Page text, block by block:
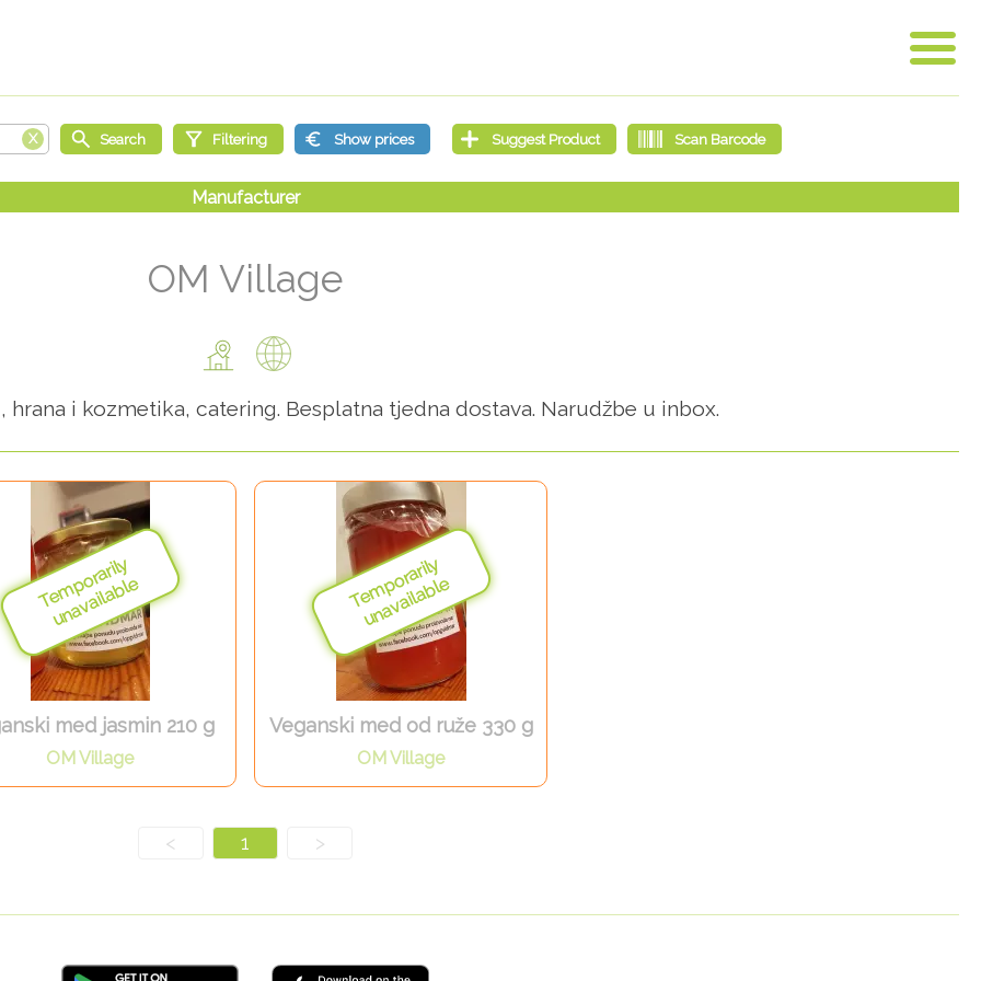
OM Village
i kozmetika, catering. Besplatna tjedna dostava. Narudžbe u inbox.
med jasmin 210 g
OM Village
Veganski med od ruže 330 g
OM Village
< 1 >